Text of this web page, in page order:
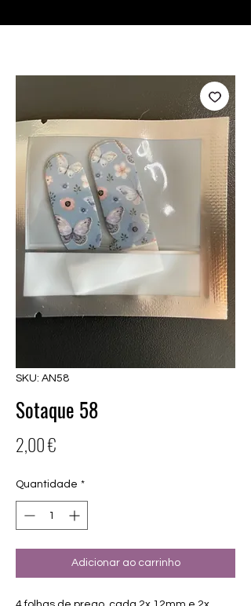
SKU: AN58
Sotaque 58
2,00 €
Quantidade *
Adicionar ao carrinho